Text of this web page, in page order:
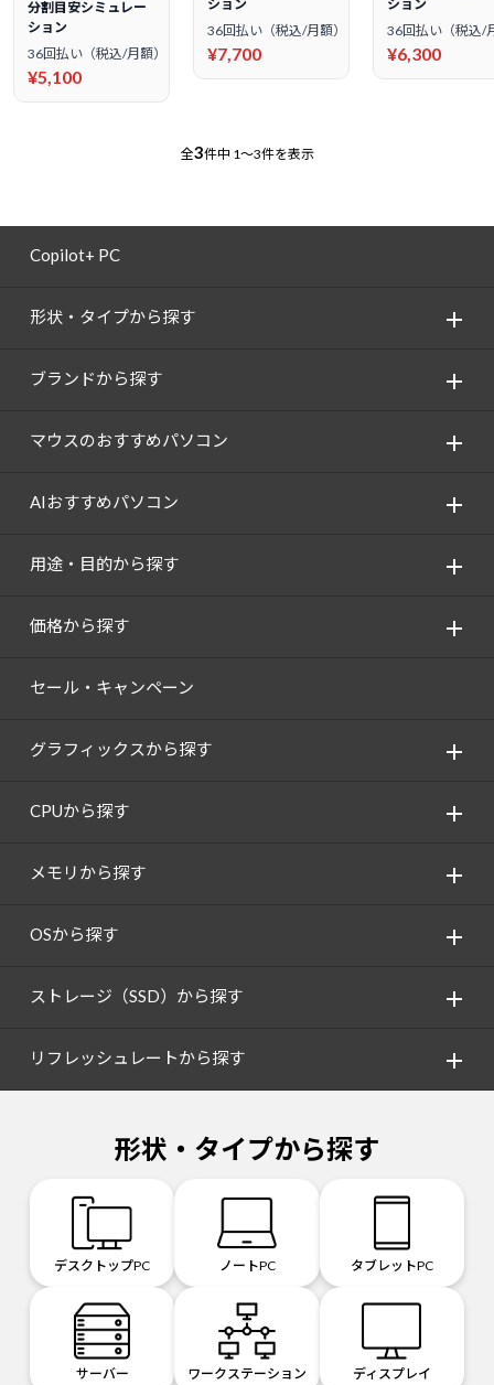
分割目安シミュレー
ション
36回払い（税込/月額）
¥5,100
ション
36回払い（税込/月額）
¥7,700
ション
36回払い（税込/
¥6,300
全3件中 1～3件を表示
Copilot+ PC
形状・タイプから探す
ブランドから探す
マウスのおすすめパソコン
AIおすすめパソコン
用途・目的から探す
価格から探す
セール・キャンペーン
グラフィックスから探す
CPUから探す
メモリから探す
OSから探す
ストレージ（SSD）から探す
リフレッシュレートから探す
形状・タイプから探す
デスクトップPC ノートPC タブレットPC
サーバー ワークステーション ディスプレイ